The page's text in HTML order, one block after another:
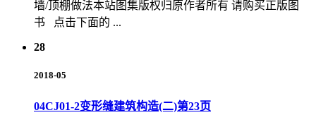
墙/顶棚做法本站图集版权归原作者所有 请购买正版图
书 点击下面的 ...
28
2018-05
04CJ01-2变形缝建筑构造(二)第23页